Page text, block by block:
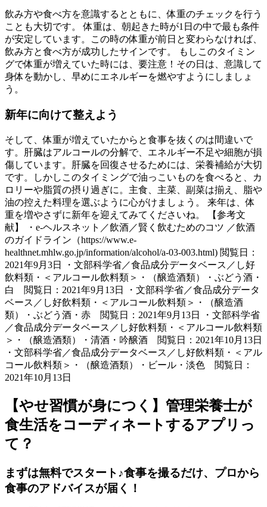
飲み方や食べ方を意識するとともに、体重のチェックを行う
ことも大切です。 体重は、朝起きた時が1日の中で最も条件
が安定しています。この時の体重が前日と変わらなければ、
飲み方と食べ方が成功したサインです。 もしこのタイミン
グで体重が増えていた時には、要注意！その日は、意識して
身体を動かし、早めにエネルギーを燃やすようにしましょ
う。
新年に向けて整えよう
そして、体重が増えていたからと食事を抜くのは間違いで
す。肝臓はアルコールの分解で、エネルギー不足や細胞が損
傷しています。肝臓を回復させるためには、栄養補給が大切
です。しかしこのタイミングで油っこいものを食べると、カ
ロリーや脂質の摂り過ぎに。主食、主菜、副菜は揃え、脂や
油の控えた料理を選ぶように心がけましょう。 来年は、体
重を増やさずに新年を迎えてみてくださいね。 【参考文
献】 ・e-ヘルスネット／飲酒／賢く飲むためのコツ ／飲酒
のガイドライン（https://www.e-
healthnet.mhlw.go.jp/information/alcohol/a-03-003.html) 閲覧日：
2021年9月3日 ・文部科学省／食品成分データベース／し好
飲料類・＜アルコール飲料類＞・（醸造酒類）・ぶどう酒・
白 閲覧日：2021年9月13日 ・文部科学省／食品成分データ
ベース／し好飲料類・＜アルコール飲料類＞・（醸造酒
類）・ぶどう酒・赤 閲覧日：2021年9月13日 ・文部科学省
／食品成分データベース／し好飲料類・＜アルコール飲料類
＞・（醸造酒類）・清酒・吟醸酒 閲覧日：2021年10月13日
・文部科学省／食品成分データベース／し好飲料類・＜アル
コール飲料類＞・（醸造酒類）・ビール・淡色 閲覧日：
2021年10月13日
【やせ習慣が身につく】管理栄養士が
食生活をコーディネートするアプリっ
て？
まずは無料でスタート♪食事を撮るだけ、プロから
食事のアドバイスが届く！